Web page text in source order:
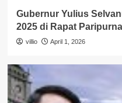
Gubernur Yulius
2025 di Rapat
villio April 1, 2026